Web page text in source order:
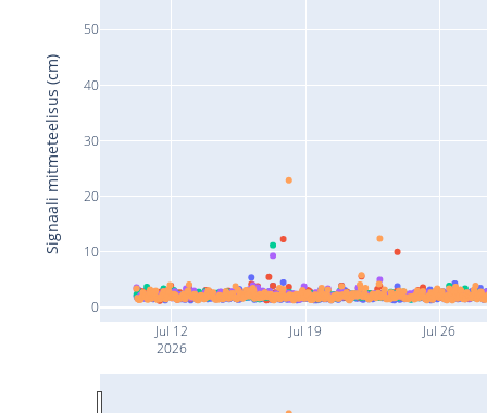
Jul 12
2026
Jul 19 Jul 26
0
10
20
30
40
50
Signaali mitmeteelisus (cm)